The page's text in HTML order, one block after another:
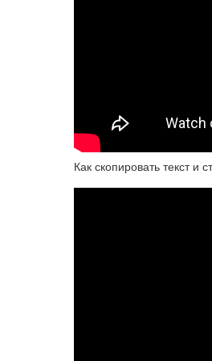
Как скопировать текст и